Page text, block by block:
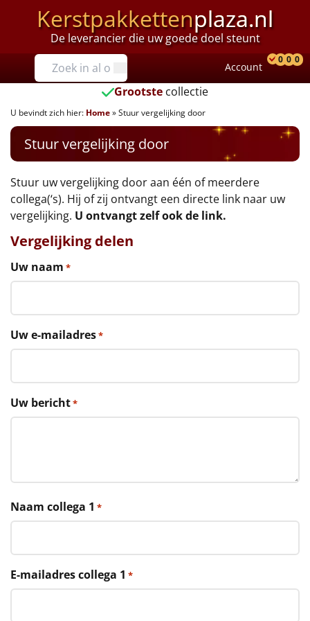
Kerstpakkettenplaza.nl
De leverancier die uw goede doel steunt
Prijzen
Tot €25
€25 tot €35
€35 tot €40
€40 tot €45
€45 tot €50
€50 tot €55
€55 tot €75
€75 tot €100
€100 en hoger
Alle kerstpakketten 2026
Thema
Rituals
Luxe
Vrouwen
Account
0 0 0
Grootste collectie
U bevindt zich hier: Home»Stuur vergelijking door
Stuur vergelijking door
Stuur uw vergelijking door aan één of meerdere
collega(‘s). Hij of zij ontvangt een directe link naar uw
vergelijking. U ontvangt zelf ook de link.
Vergelijking delen
Uw naam *
Uw e-mailadres*
Uw bericht*
Naam collega 1 *
E-mailadres collega 1 *